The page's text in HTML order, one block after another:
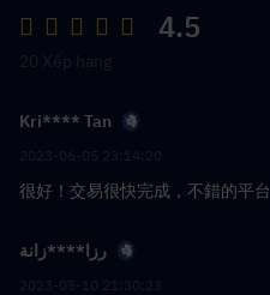
4.5
Kri**** Tan
很好！交易很快完成，不錯的平台
رزا****زانة